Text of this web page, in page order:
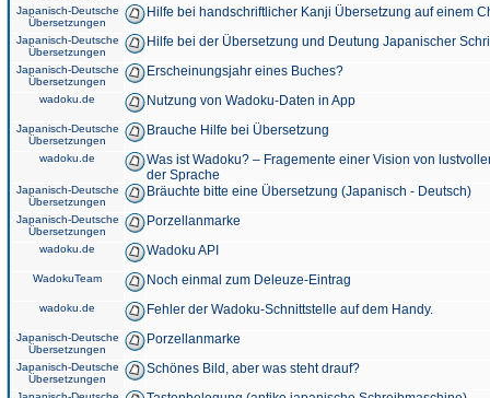
Japanisch-Deutsche
Übersetzungen
Hilfe bei handschriftlicher Kanji Übersetzung auf einem
Japanisch-Deutsche
Übersetzungen
Hilfe bei der Übersetzung und Deutung Japanischer
Japanisch-Deutsche
Übersetzungen
Erscheinungsjahr eines Buches?
wadoku.de Nutzung von Wadoku-Daten in App
Japanisch-Deutsche
Übersetzungen
Brauche Hilfe bei Übersetzung
wadoku.de
Was ist Wadoku? – Fragemente einer Vision von
der Sprache
Japanisch-Deutsche
Übersetzungen
Bräuchte bitte eine Übersetzung (Japanisch - Deutsch)
Japanisch-Deutsche
Übersetzungen
Porzellanmarke
wadoku.de Wadoku API
WadokuTeam Noch einmal zum Deleuze-Eintrag
wadoku.de Fehler der Wadoku-Schnittstelle auf dem Handy.
Japanisch-Deutsche
Übersetzungen
Porzellanmarke
Japanisch-Deutsche
Übersetzungen
Schönes Bild, aber was steht drauf?